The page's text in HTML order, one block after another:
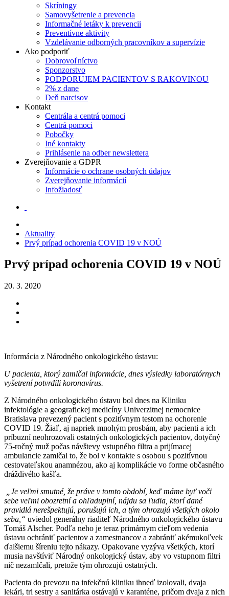
Skríningy
Samovyšetrenie a prevencia
Informačné letáky k prevencii
Preventívne aktivity
Vzdelávanie odborných pracovníkov a supervízie
Ako podporiť
Dobrovoľníctvo
Sponzorstvo
PODPORUJEM PACIENTOV S RAKOVINOU
2% z dane
Deň narcisov
Kontakt
Centrála a centrá pomoci
Centrá pomoci
Pobočky
Iné kontakty
Prihlásenie na odber newslettera
Zverejňovanie a GDPR
Informácie o ochrane osobných údajov
Zverejňovanie informácií
Infožiadosť
Aktuality
Prvý prípad ochorenia COVID 19 v NOÚ
Prvý prípad ochorenia COVID 19 v NOÚ
20. 3. 2020
Informácia z Národného onkologického ústavu:
U pacienta, ktorý zamlčal informácie, dnes výsledky laboratórnych
vyšetrení potvrdili koronavírus.
Z Národného onkologického ústavu bol dnes na Kliniku
infektológie a geografickej medicíny Univerzitnej nemocnice
Bratislava prevezený pacient s pozitívnym testom na ochorenie
COVID 19. Žiaľ, aj napriek mnohým prosbám, aby pacienti a ich
príbuzní neohrozovali ostatných onkologických pacientov, dotyčný
75-ročný muž počas návštevy vstupného filtra a prijímacej
ambulancie zamlčal to, že bol v kontakte s osobou s pozitívnou
cestovateľskou anamnézou, ako aj komplikácie vo forme občasného
dráždivého kašľa.
„Je veľmi smutné, že práve v tomto období, keď máme byť voči
sebe veľmi obozretní a ohľaduplní, nájdu sa ľudia, ktorí dané
pravidlá nerešpektujú, porušujú ich, a tým ohrozujú všetkých okolo
seba,“ uviedol generálny riaditeľ Národného onkologického ústavu
Tomáš Alscher. Podľa neho je teraz primárnym cieľom vedenia
ústavu ochrániť pacientov a zamestnancov a zabrániť akémukoľvek
ďalšiemu šíreniu tejto nákazy. Opakovane vyzýva všetkých, ktorí
musia navštíviť Národný onkologický ústav, aby vo vstupnom filtri
nič nezamlčali, pretože tým ohrozujú ostatných.
Pacienta do prevozu na infekčnú kliniku ihneď izolovali, dvaja
lekári, tri sestry a sanitárka ostávajú v karanténe, pričom dvaja z nich